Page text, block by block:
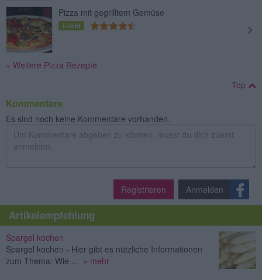
Pizza mit gegrilltem Gemüse
Leicht
» Weitere Pizza Rezepte
Top
Kommentare
Es sind noch keine Kommentare vorhanden.
Registrieren Anmelden
Artikelempfehlung
Spargel kochen
Spargel kochen - Hier gibt es nützliche Informationen
zum Thema: Wie ... » mehr